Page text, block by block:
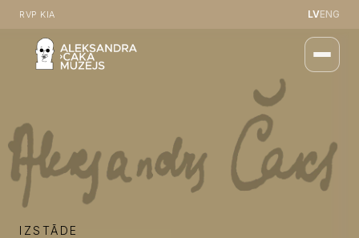
RVP KIA LVENG
IZSTĀDE